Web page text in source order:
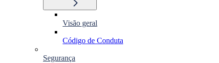
Visão geral
Código de Conduta
Segurança